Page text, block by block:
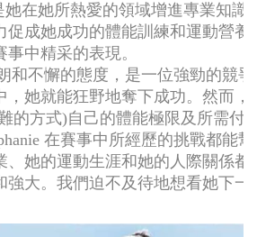
她在她所熱愛的領域增進專業知識
促成她成功的體能訓練和運動營養
中精采的表現。
和不懈的態度，是一位強勁的競
，她就能狂野地奪下成功。然而，
的方式)自己的體能極限及所需付
在賽事中所經歷的挑戰都能
、 她的運動生涯和她的人際關係都
強大。我們迫不及待地想看她下一